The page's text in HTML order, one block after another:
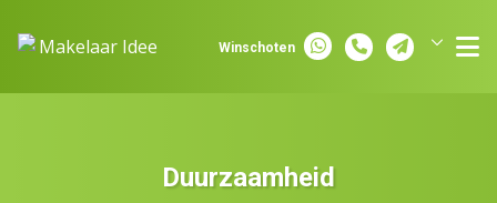
Winschoten
Duurzaamheid